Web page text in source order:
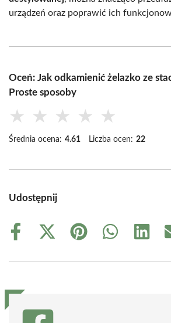
urządzeń oraz poprawić ich
Oceń: Jak odkamienić żelazko ze
Proste sposoby
★ ★ ★ ★ ★
Średnia ocena: 4.61 Liczba ocen: 22
Udostępnij
Share
Share
(Twitter)
Share
Share
Share